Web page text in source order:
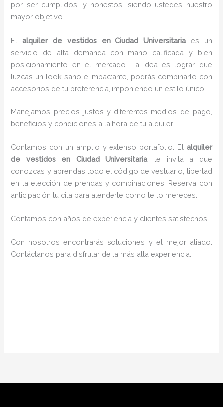
por ser cumplidos, y honestos, siendo ustedes nuestro
mayor objetivo.
Elalquiler de vestidos en Ciudad Universitaria es un
servicio de alta demanda con mano calificada y bien
posicionamiento en el mercado. La idea es lograr que
luzcas un look sano e impactante, podrás combinarlo con
accesorios de tu preferencia, imponiendo un estilo único.
Manejamos precios justos y diferentes medios de pago,
beneficios y condiciones a la hora de tu alquiler.
Contamos con un amplio y extenso portafolio. El alquiler
de vestidos en Ciudad Universitaria, te invita a que
conozcas y aprendas todo el código de vestuario, libertad
en la elección de prendas y combinaciones. Reserva con
anticipación tu cita para atenderte como te lo mereces.
Contamos con años de experiencia y clientes satisfechos.
Con nosotros encontrarás soluciones y el mejor aliado.
Contáctanos para disfrutar de la más alta experiencia.